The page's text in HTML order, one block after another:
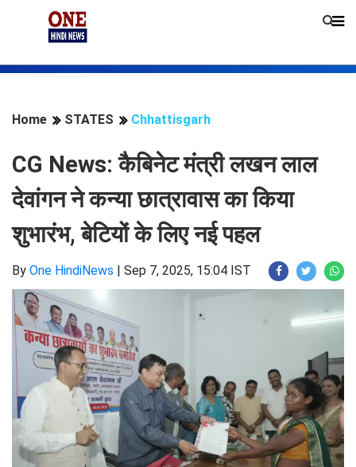
Home STATES Chhattisgarh
CG News: कैबिनेट मंत्री लखन लाल
देवांगन ने कन्या छात्रावास का किया
शुभारंभ, बेटियों के लिए नई पहल
By One HindiNews | Sep 7, 2025, 15:04 IST